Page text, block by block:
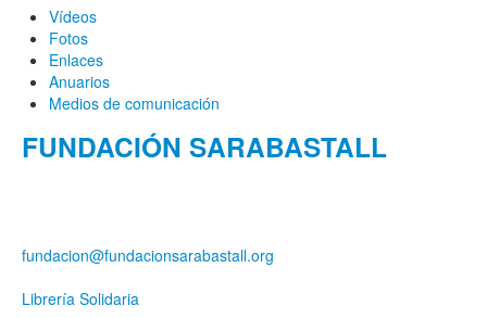
Vídeos
Fotos
Enlaces
Anuarios
Medios de comunicación
FUNDACIÓN SARABASTALL
fundacion@fundacionsarabastall.org
Librería Solidaria